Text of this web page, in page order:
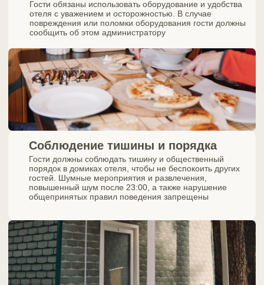
номера
Семейный люкс
Площадь 60 м². Дом рассчитан на 8-10 человек
От 12.000 руб. сутки
Семейное
Площадь 40 м². Дом
От 7.000 руб.